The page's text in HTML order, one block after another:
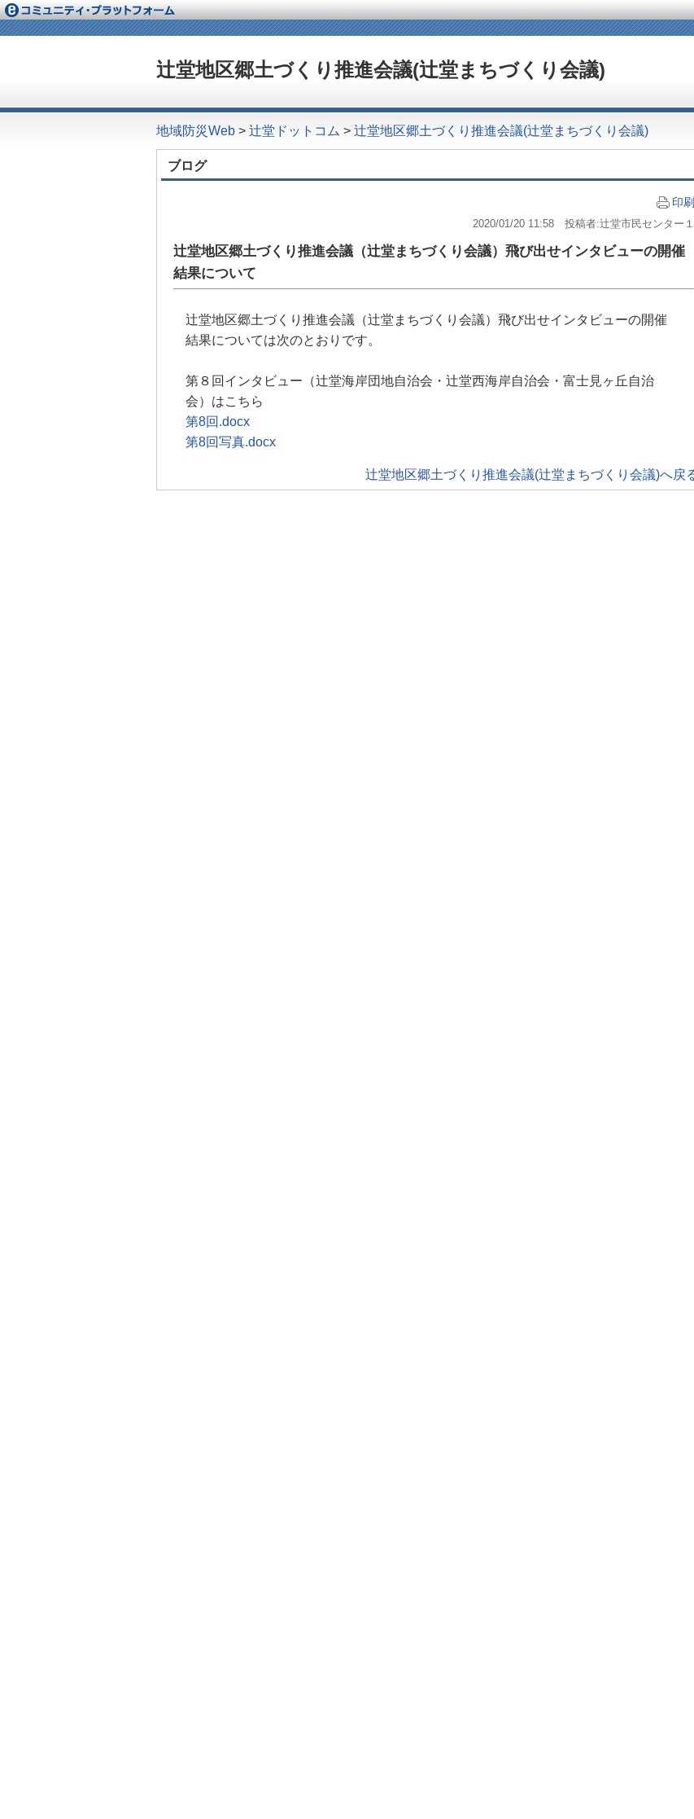
辻堂地区郷土づくり推進会議(辻堂まちづくり会議)
地域防災Web > 辻堂ドットコム > 辻堂地区郷土づくり推進会議(辻堂まちづくり会議)
ブログ
印刷
2020/01/20 11:58 投稿者:辻堂市民センター１
辻堂地区郷土づくり推進会議（辻堂まちづくり会議）飛び出せインタビューの開催
結果について
辻堂地区郷土づくり推進会議（辻堂まちづくり会議）飛び出せインタビューの開催
結果については次のとおりです。
第８回インタビュー（辻堂海岸団地自治会・辻堂西海岸自治会・富士見ヶ丘自治
会）はこちら
第8回.docx
第8回写真.docx
辻堂地区郷土づくり推進会議(辻堂まちづくり会議)へ戻